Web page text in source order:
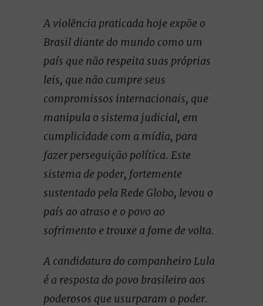
A violência praticada hoje expõe o
Brasil diante do mundo como um
país que não respeita suas próprias
leis, que não cumpre seus
compromissos internacionais, que
manipula o sistema judicial, em
cumplicidade com a mídia, para
fazer perseguição política. Este
sistema de poder, fortemente
sustentado pela Rede Globo, levou o
país ao atraso e o povo ao
sofrimento e trouxe a fome de volta.
A candidatura do companheiro Lula
é a resposta do povo brasileiro aos
poderosos que usurparam o poder.